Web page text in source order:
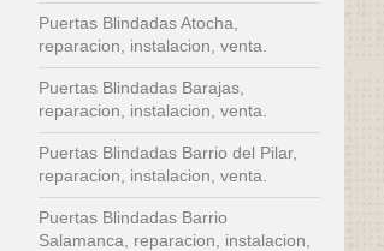
Puertas Blindadas Atocha,
reparacion, instalacion, venta.
Puertas Blindadas Barajas,
reparacion, instalacion, venta.
Puertas Blindadas Barrio del Pilar,
reparacion, instalacion, venta.
Puertas Blindadas Barrio
Salamanca, reparacion, instalacion,